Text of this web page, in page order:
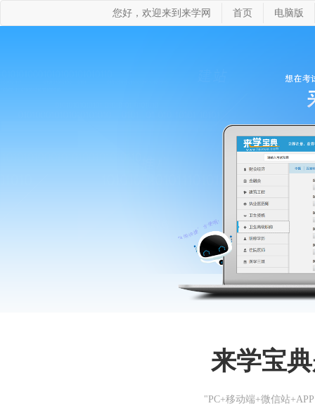
您好，欢迎来到来学网 首页 电脑版
来学宝
"PC+移动端+微信站